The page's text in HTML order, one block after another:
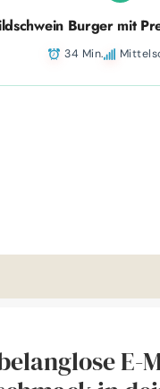
Burger mit
34 Min.